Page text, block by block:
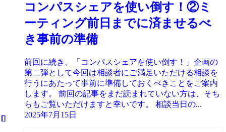
コンパスシェアを使い倒す！②ミ
ーティング前日までに済ませるべ
き事前の準備
前回に続き、「コンパスシェアを使い倒す！」企画の
第二弾として今回は相談者にご満足いただける相談を
行うにあたって事前に準備しておくべきことをご案内
します。 前回の記事をまだ読まれていない方は、そち
らもご覧いただけますと幸いです。 相談当日の...
2025年7月15日